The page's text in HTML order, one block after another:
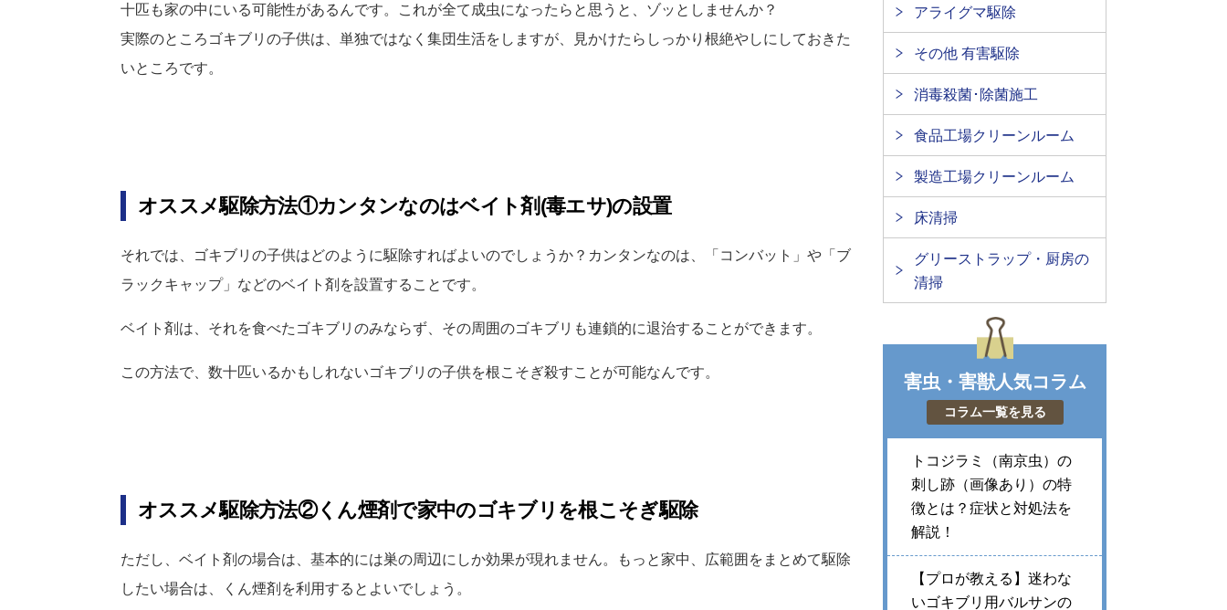
十匹も家の中にいる可能性があるんです。これが全て成虫になったらと思うと、ゾッとしませんか？
実際のところゴキブリの子供は、単独ではなく集団生活をしますが、見かけたらしっかり根絶やしにしておきた
いところです。
オススメ駆除方法①カンタンなのはベイト剤(毒エサ)の設置
それでは、ゴキブリの子供はどのように駆除すればよいのでしょうか？カンタンなのは、「コンバット」や「ブ
ラックキャップ」などのベイト剤を設置することです。
ベイト剤は、それを食べたゴキブリのみならず、その周囲のゴキブリも連鎖的に退治することができます。
この方法で、数十匹いるかもしれないゴキブリの子供を根こそぎ殺すことが可能なんです。
オススメ駆除方法②くん煙剤で家中のゴキブリを根こそぎ駆除
ただし、ベイト剤の場合は、基本的には巣の周辺にしか効果が現れません。もっと家中、広範囲をまとめて駆除
したい場合は、くん煙剤を利用するとよいでしょう。
アライグマ駆除
その他 有害駆除
消毒殺菌･除菌施工
食品工場クリーンルーム
製造工場クリーンルーム
床清掃
グリーストラップ・厨房の
清掃
害虫・害獣人気コラム
コラム一覧を見る
トコジラミ（南京虫）の
刺し跡（画像あり）の特
徴とは？症状と対処法を
解説！
【プロが教える】迷わな
いゴキブリ用バルサンの